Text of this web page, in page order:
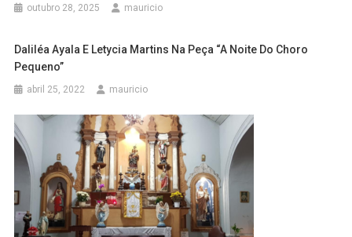
outubro 28, 2025 mauricio
Daliléa Ayala E Letycia Martins Na Peça “A Noite Do Choro
Pequeno”
abril 25, 2022 mauricio